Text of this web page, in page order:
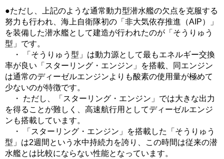
●ただし、上記のような通常動力型潜水艦の欠点を克服する
努力も行われ、海上自衛隊初の「非大気依存推進（AIP）」
を装備した潜水艦として建造が行われたのが「そうりゅう
型」です。
・ 「そうりゅう型」は動力源として最もエネルギー交換
率が良い「スターリング・エンジン」を搭載、同エンジン
は通常のディーゼルエンジンよりも酸素の使用量が極めて
少ないのが特徴です。
・ ただし、「スターリング・エンジン」では大きな出力
を得ることが難しく、高速航行用としてディーゼルエンジ
ンも搭載しています。
・ 「スターリング・エンジン」を搭載した「そうりゅう
型」は2週間という水中持続力を誇り、この時間は従来の潜
水艦とは比較にならない性能となっています。